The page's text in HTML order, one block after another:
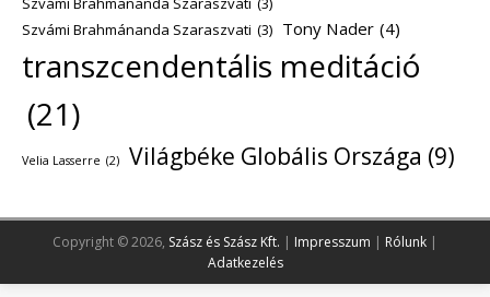
Szvámi Brahmánanda Szaraszvati (3) Tony Nader (4)
transzcendentális meditáció
(21)
Velia Lasserre (2) Világbéke Globális Országa (9)
Copyright © 2026, Szász és Szász Kft. | Impresszum | Rólunk |
Adatkezelés